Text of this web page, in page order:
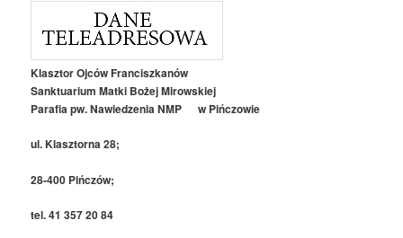
Klasztor Ojców Franciszkanów
Sanktuarium Matki Bożej Mirowskiej
Parafia pw. Nawiedzenia NMP w Pińczowie
ul. Klasztorna 28;
28-400 Pińczów;
tel. 41 357 20 84